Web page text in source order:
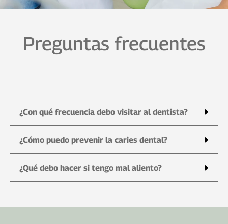
Preguntas frecuentes
¿Con qué frecuencia debo visitar al dentista?
¿Cómo puedo prevenir la caries dental?
¿Qué debo hacer si tengo mal aliento?